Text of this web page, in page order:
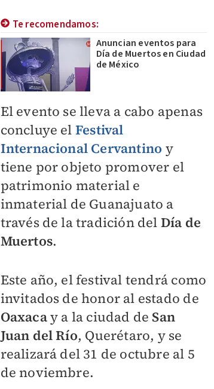
Te recomendamos:
Anuncian eventos para
Día de Muertos en Ciudad
de México
El evento se lleva a cabo apenas
concluye el Festival
Internacional Cervantino y
tiene por objeto promover el
patrimonio material e
inmaterial de Guanajuato a
través de la tradición del Día de
Muertos.
Este año, el festival tendrá como
invitados de honor al estado de
Oaxacay a la ciudad de San
Juan del Río, Querétaro, y se
realizará del 31 de octubre al 5
de noviembre.